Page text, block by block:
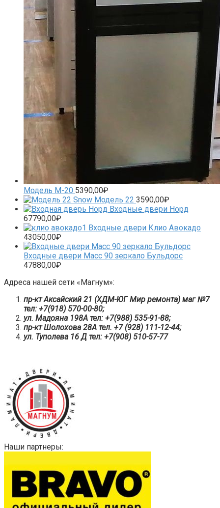
Модель М-20 5390,00₽
Модель 22 3590,00₽
Входные двери Норд
67790,00₽
Входные двери Клио Авокадо
43050,00₽
Входные двери Масс 90 зеркало Бульдорс
47880,00₽
Адреса нашей сети «Магнум»:
пр-кт Аксайский 21 (ХДМ-ЮГ Мир ремонта) маг №7
тел: +7(918) 570-00-80;
ул. Мадояна 198А тел: +7(988) 535-91-88;
пр-кт Шолохова 28А тел. ‎+7 (928) 111-12-44;
ул. Туполева 16 Д тел: +7(908) 510-57-77
Наши партнеры: